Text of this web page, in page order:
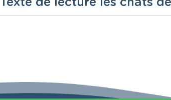
Texte de lecture les chats